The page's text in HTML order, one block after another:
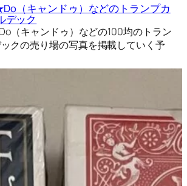
（キャンドゥ）などのトランプカ
デック
（キャンドゥ）などの100均のトラン
クの売り場の写真を掲載していく予